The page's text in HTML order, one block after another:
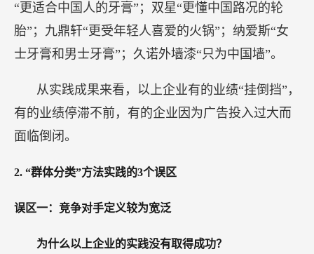
“更适合中国人的牙膏”；双星“更懂中国路况的轮
胎”；九鼎轩“更受年轻人喜爱的火锅”；纳爱斯“女
士牙膏和男士牙膏”；久诺外墙漆“只为中国墙”。
从实践成果来看，以上企业有的业绩“挂倒挡”，
有的业绩停滞不前，有的企业因为广告投入过大而
面临倒闭。
2. “群体分类”方法实践的3个误区
误区一：竞争对手定义较为宽泛
为什么以上企业的实践没有取得成功？